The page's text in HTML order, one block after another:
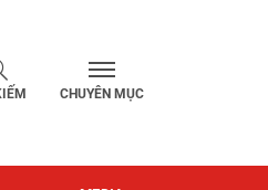
CHUYÊN MỤC